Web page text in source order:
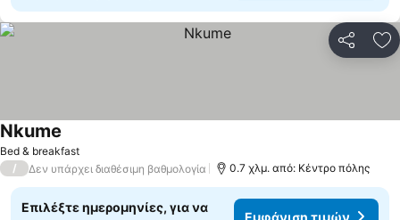
Bed & breakfast
Nkume
/ Δεν υπάρχει διαθέσιμη βαθμολογία 0.7 χλμ. από: Κέντρο πόλης
Επιλέξτε ημερομηνίες, για να
Εμφάνιση τιμών